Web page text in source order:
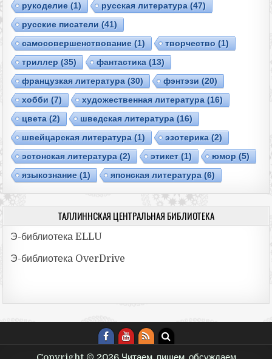
рукоделие (1) русская литература (47)
русские писатели (41)
самосовершенствование (1) творчество (1)
триллер (35) фантастика (13)
французкая литература (30) фэнтэзи (20)
хобби (7) художественная литература (16)
цвета (2) шведская литература (16)
швейцарская литература (1) эзотерика (2)
эстонская литература (2) этикет(1) юмор (5)
языкознание (1) японская литература (6)
ТАЛЛИННСКАЯ ЦЕНТРАЛЬНАЯ БИБЛИОТЕКА
Э-библиотека ELLU
Э-библиотекa OverDrive